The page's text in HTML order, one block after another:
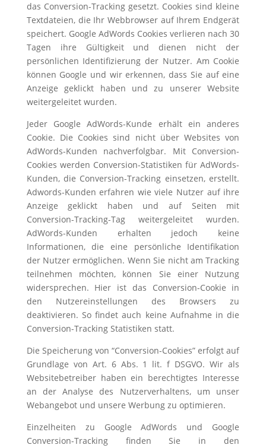
das Conversion-Tracking gesetzt. Cookies sind kleine
Textdateien, die Ihr Webbrowser auf Ihrem Endgerät
speichert. Google AdWords Cookies verlieren nach 30
Tagen ihre Gültigkeit und dienen nicht der
persönlichen Identifizierung der Nutzer. Am Cookie
können Google und wir erkennen, dass Sie auf eine
Anzeige geklickt haben und zu unserer Website
weitergeleitet wurden.
Jeder Google AdWords-Kunde erhält ein anderes
Cookie. Die Cookies sind nicht über Websites von
AdWords-Kunden nachverfolgbar. Mit Conversion-
Cookies werden Conversion-Statistiken für AdWords-
Kunden, die Conversion-Tracking einsetzen, erstellt.
Adwords-Kunden erfahren wie viele Nutzer auf ihre
Anzeige geklickt haben und auf Seiten mit
Conversion-Tracking-Tag weitergeleitet wurden.
AdWords-Kunden erhalten jedoch keine
Informationen, die eine persönliche Identifikation
der Nutzer ermöglichen. Wenn Sie nicht am Tracking
teilnehmen möchten, können Sie einer Nutzung
widersprechen. Hier ist das Conversion-Cookie in
den Nutzereinstellungen des Browsers zu
deaktivieren. So findet auch keine Aufnahme in die
Conversion-Tracking Statistiken statt.
Die Speicherung von “Conversion-Cookies” erfolgt auf
Grundlage von Art. 6 Abs. 1 lit. f DSGVO. Wir als
Websitebetreiber haben ein berechtigtes Interesse
an der Analyse des Nutzerverhaltens, um unser
Webangebot und unsere Werbung zu optimieren.
Einzelheiten zu Google AdWords und Google
Conversion-Tracking finden Sie in den